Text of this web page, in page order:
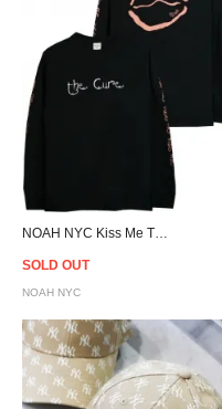
SOLD OUT
NOAH NYC